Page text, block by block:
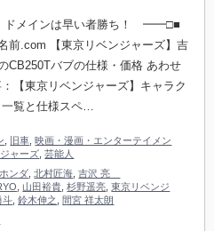
メインは早い者勝ち！ ━━□■
【東京リベンジャーズ】吉
CB250Tバブの仕様・価格 あわせ
【東京リベンジャーズ】キャラク
一覧と仕様スペ…
旧車 ,映画・漫画・エンターテイメン
ャーズ ,芸能人
ホンダ ,北村匠海 ,吉沢 亮
山田裕貴 ,杉野遥亮 ,東京リベンジ
斗 ,鈴木伸之
間宮 祥太朗